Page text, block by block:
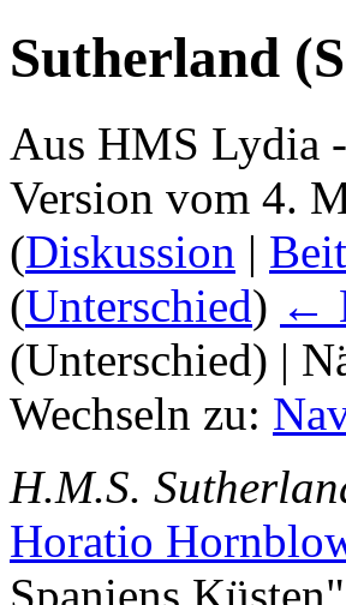
Sutherland
Aus HMS Lydia
Version vom 4.
(Diskussion |
(Unterschied) ←
(Unterschied) |
Wechseln zu:
H.M.S.
Horatio
Spaniens